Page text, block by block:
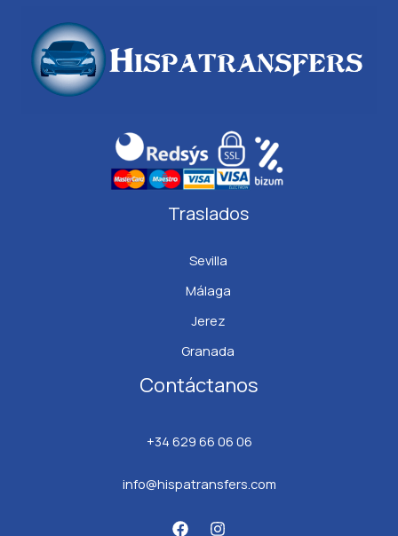
Traslados
Sevilla
Málaga
Jerez
Granada
Contáctanos
+34 629 66 06 06
info@hispatransfers.com